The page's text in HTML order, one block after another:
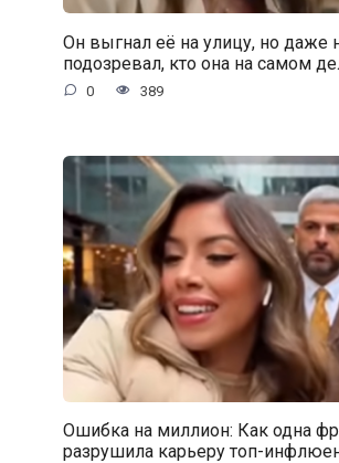
Он выгнал её на улицу, но даже
подозревал, кто она на самом
0 389
Ошибка на миллион: Как одна
разрушила карьеру топ-